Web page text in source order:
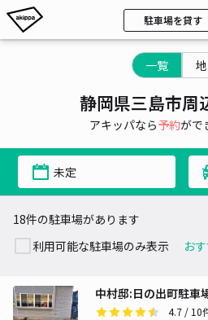
駐車場を貸す
一覧
静岡県三島市周
アキッパなら予約がで
未定
18件の駐車場があります
利用可能な駐車場のみ表示
中村邸:日の出町駐車
4.7 / 10